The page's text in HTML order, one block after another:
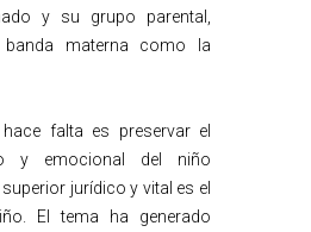
y su grupo parental,
materna como la
falta es preservar el
y emocional del niño
jurídico y vital es el
El tema ha generado